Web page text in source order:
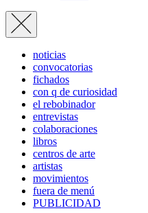
noticias
convocatorias
fichados
con q de curiosidad
el rebobinador
entrevistas
colaboraciones
libros
centros de arte
artistas
movimientos
fuera de menú
PUBLICIDAD